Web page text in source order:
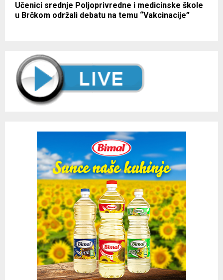
Učenici srednje Poljoprivredne i medicinske škole
u Brčkom održali debatu na temu “Vakcinacije”